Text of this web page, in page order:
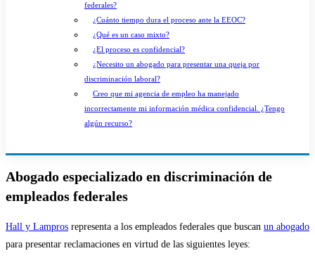
federales?
¿Cuánto tiempo dura el proceso ante la EEOC?
¿Qué es un caso mixto?
¿El proceso es confidencial?
¿Necesito un abogado para presentar una queja por
discriminación laboral?
Creo que mi agencia de empleo ha manejado
incorrectamente mi información médica confidencial. ¿Tengo
algún recurso?
Abogado especializado en discriminación de
empleados federales
Hall y Lampros representa a los empleados federales que buscan un abogado
para presentar reclamaciones en virtud de las siguientes leyes: